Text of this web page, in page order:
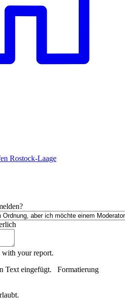
Rostock-Laage
with your report.
Text eingefügt. Formatierung